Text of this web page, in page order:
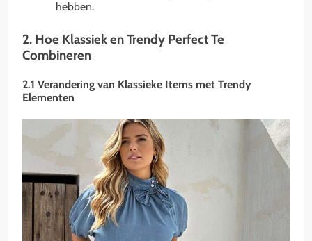
hebben.
2. Hoe Klassiek en Trendy Perfect Te
Combineren
2.1 Verandering van Klassieke Items met Trendy
Elementen